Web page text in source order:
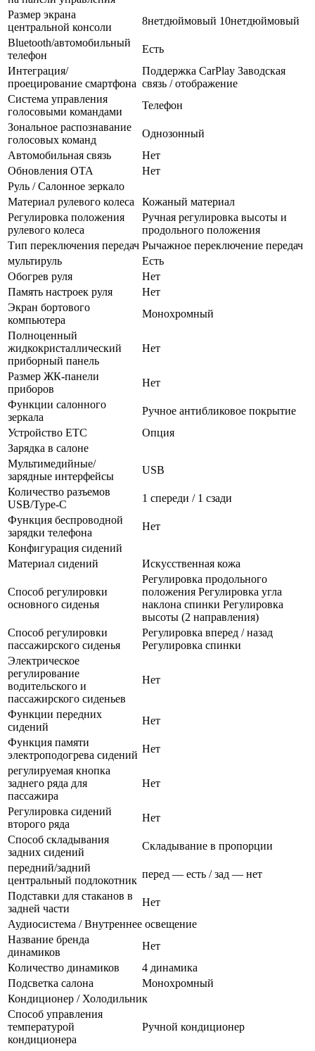
Размер экрана
центральной консоли
8нетдюймовый 10нетдюймовый
Bluetooth/автомобильный
телефон
Есть
Интеграция/
проецирование смартфона
Поддержка CarPlay Заводская
связь / отображение
Система управления
голосовыми командами
Телефон
Зональное распознавание
голосовых команд
Однозонный
Автомобильная связь
Нет
Обновления OTA
Нет
Руль / Салонное зеркало
Материал рулевого колеса
Кожаный материал
Регулировка положения
рулевого колеса
Ручная регулировка высоты и
продольного положения
Тип переключения передач Рычажное переключение передач
мультируль
Есть
Обогрев руля
Нет
Память настроек руля
Нет
Экран бортового
компьютера
Монохромный
Полноценный
жидкокристаллический
приборный панель
Нет
Размер ЖК-панели
приборов
Нет
Функции салонного
зеркала
Ручное антибликовое покрытие
Устройство ETC
Опция
Зарядка в салоне
Мультимедийные/
зарядные интерфейсы
USB
Количество разъемов
USB/Type-C
1 спереди / 1 сзади
Функция беспроводной
зарядки телефона
Нет
Конфигурация сидений
Материал сидений
Искусственная кожа
Способ регулировки
основного сиденья
Регулировка продольного
положения Регулировка угла
наклона спинки Регулировка
высоты (2 направления)
Способ регулировки
пассажирского сиденья
Регулировка вперед / назад
Регулировка спинки
Электрическое
регулирование
водительского и
пассажирского сиденьев
Нет
Функции передних
сидений
Нет
Функция памяти
электроподогрева сидений
Нет
регулируемая кнопка
заднего ряда для
пассажира
Нет
Регулировка сидений
второго ряда
Нет
Способ складывания
задних сидений
Складывание в пропорции
передний/задний
центральный подлокотник
перед — есть / зад — нет
Подставки для стаканов в
задней части
Нет
Аудиосистема / Внутреннее освещение
Название бренда
динамиков
Нет
Количество динамиков
4 динамика
Подсветка салона
Монохромный
Кондиционер / Холодильник
Способ управления
температурой
кондиционера
Ручной кондиционер